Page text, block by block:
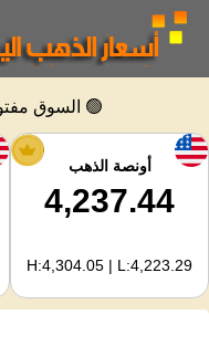
🟢 السوق
أونصة الذهب
4,237.44
H:4,304.05 | L:4,223.29